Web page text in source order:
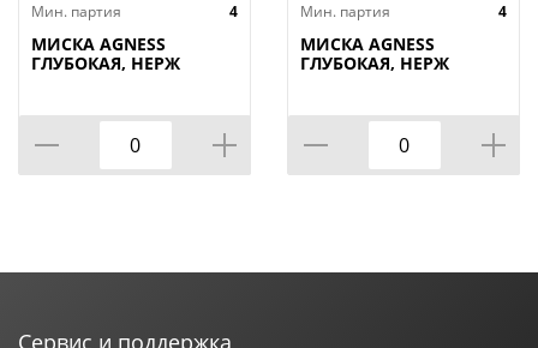
Мин. партия
4
МИСКА AGNESS
ГЛУБОКАЯ, НЕРЖ
ДНО, 26 СМ 3 Л
Мин. партия
4
МИСКА AGNESS
ГЛУБОКАЯ, НЕРЖ
ДНО, 28 СМ 4,2 Л
Сервис и поддержка